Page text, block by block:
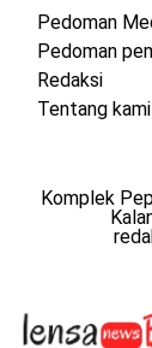
Pedoman
Pedoman
Redaksi
Tentang kami
Komplek